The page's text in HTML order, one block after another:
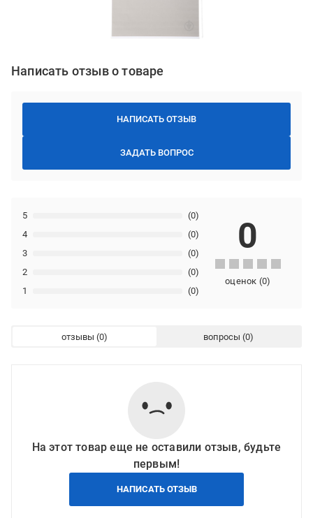
Написать отзыв о товаре
НАПИСАТЬ ОТЗЫВ
ЗАДАТЬ ВОПРОС
1 (0)
2 (0)
3 (0)
4 (0)
5 (0)
0
оценок (0)
отзывы вопросы
На этот товар еще не оставили отзыв, будьте
первым!
НАПИСАТЬ ОТЗЫВ